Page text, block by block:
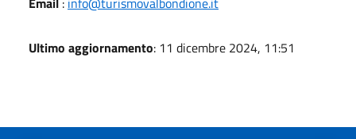
Ultimo aggiornamento: 11 dicembre 2024, 11:51